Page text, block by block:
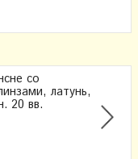
со
латунь,
20 вв.